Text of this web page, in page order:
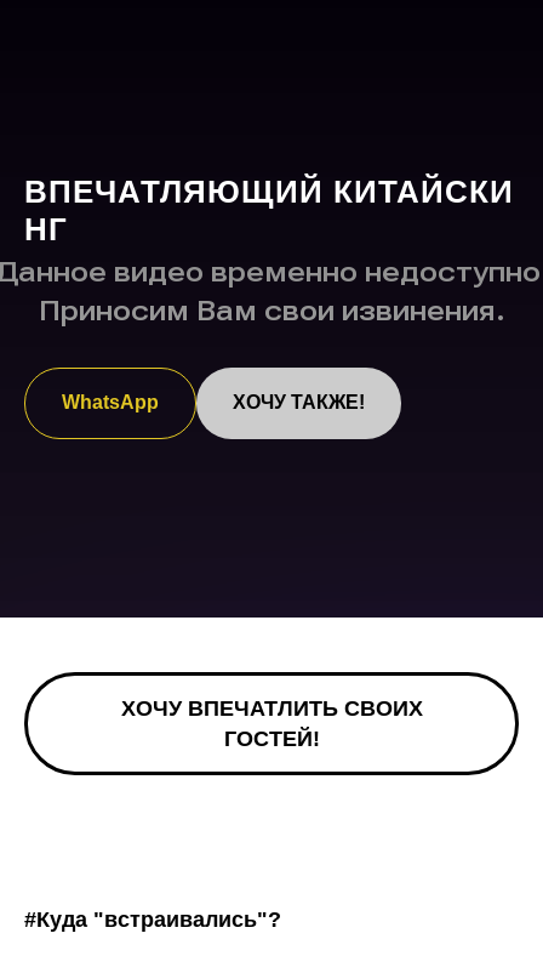
ВПЕЧАТЛЯЮЩИЙ КИТАЙСКИ
НГ
WhatsApp ХОЧУ ТАКЖЕ!
ХОЧУ ВПЕЧАТЛИТЬ СВОИХ
ГОСТЕЙ!
#Куда "встраивались"?